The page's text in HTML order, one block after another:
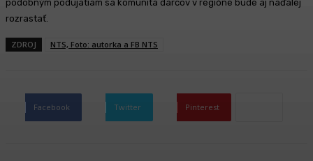
podobným podujatiam sa komunita darcov v regióne bude aj naďalej
rozrastať.
ZDROJ NTS, Foto: autorka a FB NTS
Facebook Twitter Pinterest